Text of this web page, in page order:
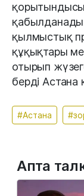
қылмыстық
құқықтары
отырып
берді
#Астана
Апта